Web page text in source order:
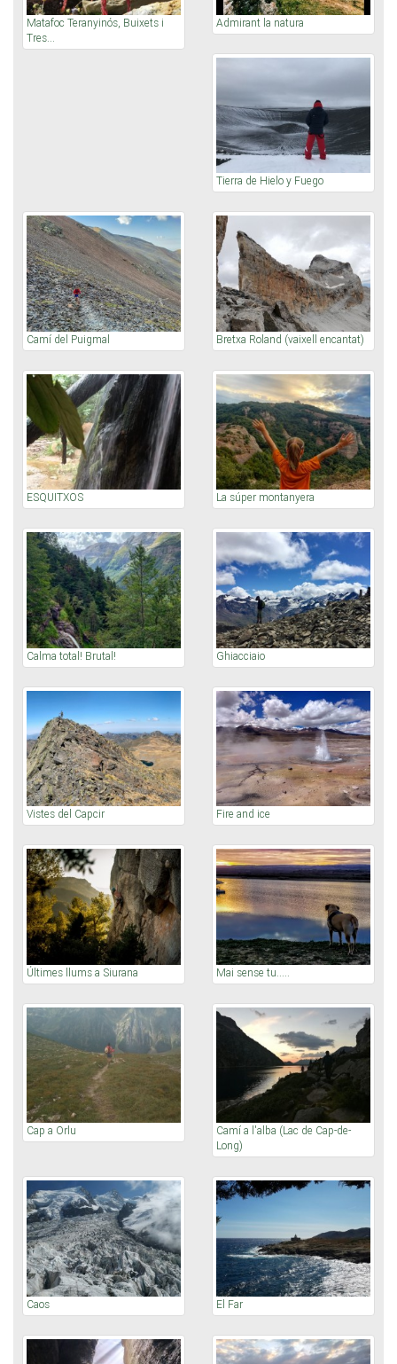
Matafoc Teranyinós, Buixets i
Tres...
Admirant la natura
Tierra de Hielo y Fuego
Camí del Puigmal Bretxa Roland (vaixell encantat)
ESQUITXOS La súper montanyera
Calma total! Brutal! Ghiacciaio
Vistes del Capcir Fire and ice
Últimes llums a Siurana Mai sense tu.....
Cap a Orlu
Camí a l'alba (Lac de Cap-de-
Long)
Caos El Far